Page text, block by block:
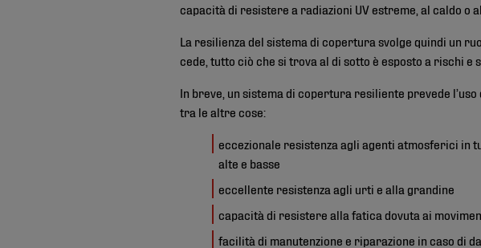
capacità di resistere a radiazioni UV estreme, al caldo
La resilienza del sistema di copertura svolge quindi un
cede, tutto ciò che si trova al di sotto è esposto a rischi
In breve, un sistema di copertura resiliente prevede
tra le altre cose:
eccezionale resistenza agli agenti atmosferici in
alte e basse
eccellente resistenza agli urti e alla grandine
capacità di resistere alla fatica dovuta ai
facilità di manutenzione e riparazione in caso di